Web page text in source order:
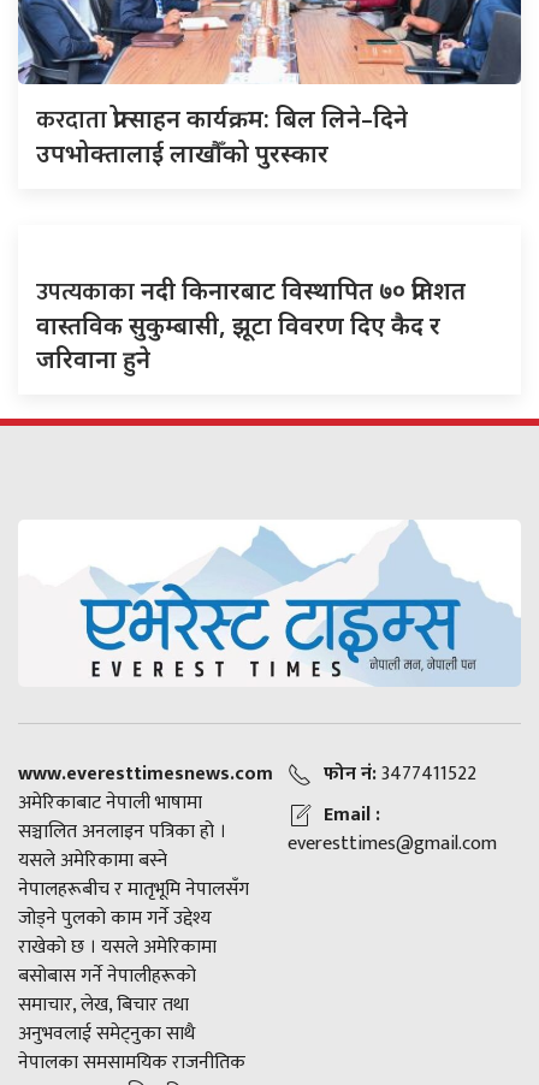
करदाताप्रोत्साहन कार्यक्रम: बिल लिने–दिने
उपभोक्तालाई लाखौँको पुरस्कार
उपत्यकाकानदी किनारबाट विस्थापित ७० प्रतिशत
वास्तविक सुकुम्बासी, झूटा विवरण दिए कैद र
जरिवाना हुने
www.everesttimesnews.com
अमेरिकाबाट नेपाली भाषामा
सञ्चालित अनलाइन पत्रिका हो ।
यसले अमेरिकामा बस्ने
नेपालहरूबीच र मातृभूमि नेपालसँग
जोड्ने पुलको काम गर्ने उद्देश्य
राखेको छ । यसले अमेरिकामा
बसोबास गर्ने नेपालीहरूको
समाचार, लेख, बिचार तथा
अनुभवलाई समेट्नुका साथै
नेपालका समसामयिक राजनीतिक
फोन नं:3477411522
Email :
everesttimes@gmail.com